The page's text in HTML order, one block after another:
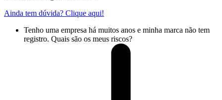
Ainda tem dúvida? Clique aqui!
Tenho uma empresa há muitos anos e minha marca não tem
registro. Quais são os meus riscos?